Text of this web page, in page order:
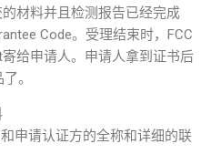
材料并且检测报告已经完成
Code。受理结束时，FCC
寄给申请人。申请人拿到证书后
。
申请认证方的全称和详细的联